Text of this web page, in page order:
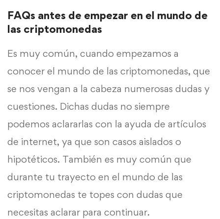
FAQs antes de empezar en el mundo de
las criptomonedas
Es muy común, cuando empezamos a
conocer el mundo de las criptomonedas, que
se nos vengan a la cabeza numerosas dudas y
cuestiones. Dichas dudas no siempre
podemos aclararlas con la ayuda de artículos
de internet, ya que son casos aislados o
hipotéticos. También es muy común que
durante tu trayecto en el mundo de las
criptomonedas te topes con dudas que
necesitas aclarar para continuar.